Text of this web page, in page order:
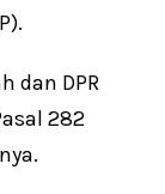
dan DPR
282